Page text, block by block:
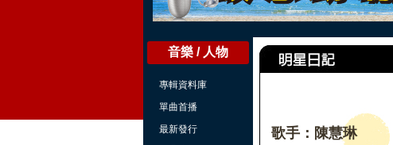
音樂 / 人物
專輯資料庫
單曲首播
最新發行
歌手：陳慧琳